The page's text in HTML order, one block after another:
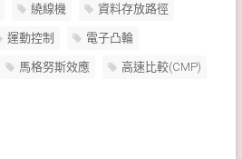
繞線機 資料存放路徑
運動控制 電子凸輪
馬格努斯效應 高速比較(CMP)